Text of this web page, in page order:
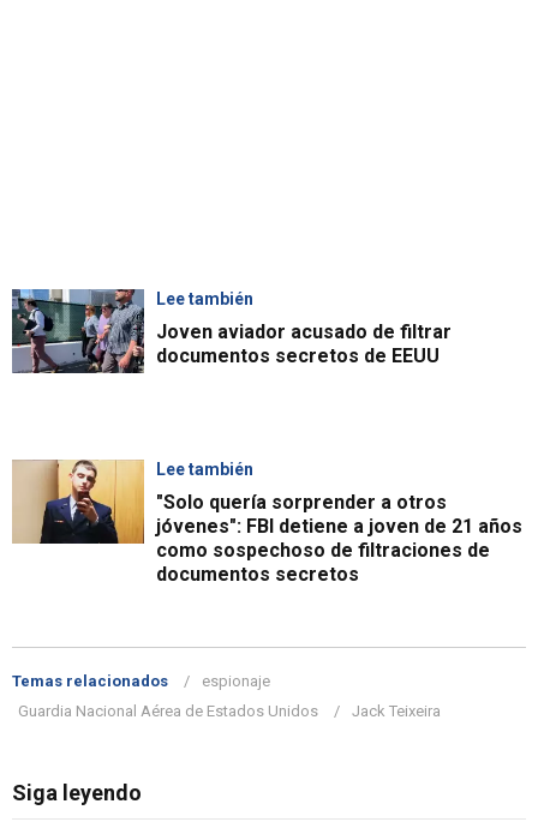
Lee también
Joven aviador acusado de filtrar
documentos secretos de EEUU
Lee también
"Solo quería sorprender a otros
jóvenes": FBI detiene a joven de 21 años
como sospechoso de filtraciones de
documentos secretos
Temas relacionados
espionaje
Guardia Nacional Aérea de Estados Unidos
Jack Teixeira
Siga leyendo